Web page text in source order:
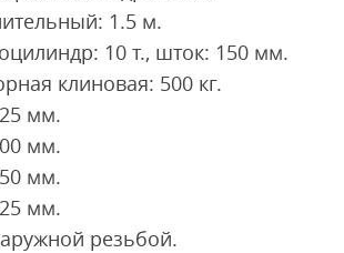
1.5 м.
10 т., шток: 150 мм.
клиновая: 500 кг.
мм.
мм.
мм.
мм.
резьбой.